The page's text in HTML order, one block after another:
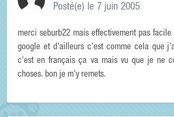
Posté(e) le 7 juin 2005
merci seburb22 mais effectivement pas
google et d'ailleurs c'est comme cela que
c'est en français ça va mais vu que je ne
choses. bon je m'y remets.